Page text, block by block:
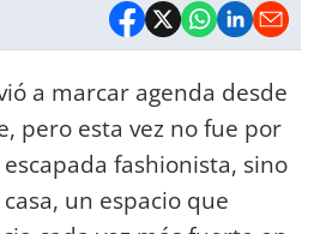
a marcar agenda desde
pero esta vez no fue por
fashionista, sino
un espacio que